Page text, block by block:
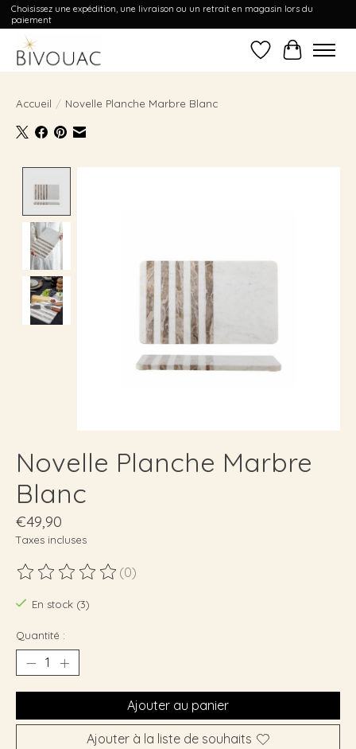
Choisissez une expédition, une livraison ou un retrait en magasin lors du
paiement
Liste dePanier
Accueil / Novelle Planche Marbre Blanc
Novelle Planche Marbre
Blanc
€49,90
Taxes incluses
Ce produit est évalué à
(0)
En stock (3)
Quantité :
Ajouter au panier
Ajouter à la liste de souhaits